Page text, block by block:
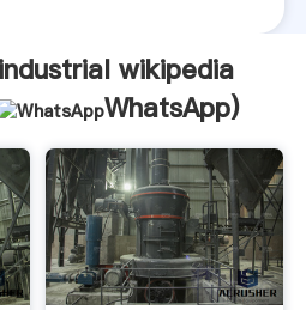
wikipedia
WhatsApp)